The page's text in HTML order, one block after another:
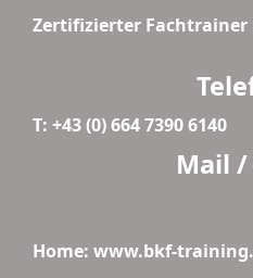
Zertifizierter Fachtrainer
T: +43 (0) 664 7390 6140
Mail /
Home: www.bkf-